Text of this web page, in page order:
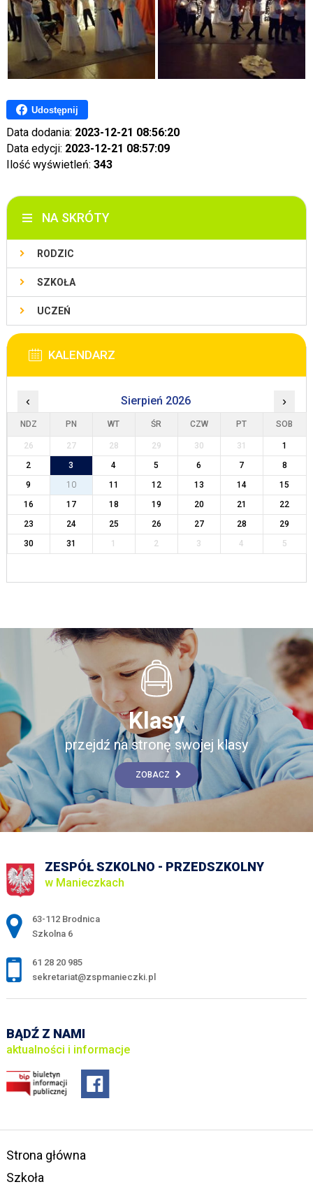
Udostępnij
Data dodania: 2023-12-21 08:56:20
Data edycji: 2023-12-21 08:57:09
Ilość wyświetleń: 343
NA SKRÓTY
RODZIC
SZKOŁA
UCZEŃ
KALENDARZ
‹ Sierpień 2026 ›
NDZ PN WT ŚR CZW PT SOB
26 27 28 29 30 31
1
2
3 4 5 6 7
8
9
10 11 12 13 14
15
16
17 18 19 20 21
22
23
24 25 26 27 28
29
30
31 1 2 3 4 5
Klasy
przejdź na stronę swojej klasy
ZOBACZ
ZESPÓŁ SZKOLNO - PRZEDSZKOLNY
w Manieczkach
Adres pocztowy:
63-112 Brodnica
Szkolna 6
61 28 20 985
sekretariat@zspmanieczki.pl
BĄDŹ Z NAMI
aktualności i informacje
Strona główna
Szkoła